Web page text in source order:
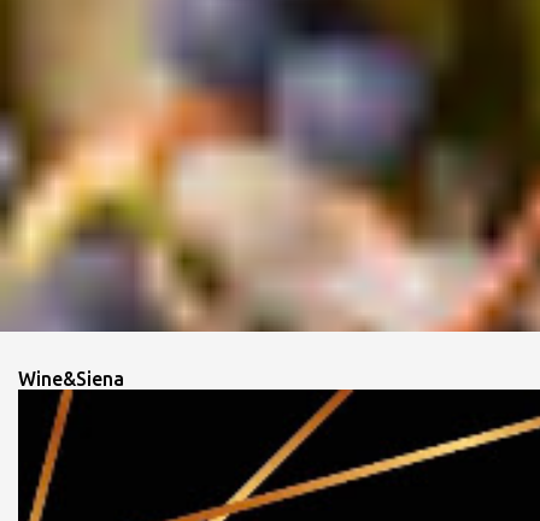
Wine&Siena